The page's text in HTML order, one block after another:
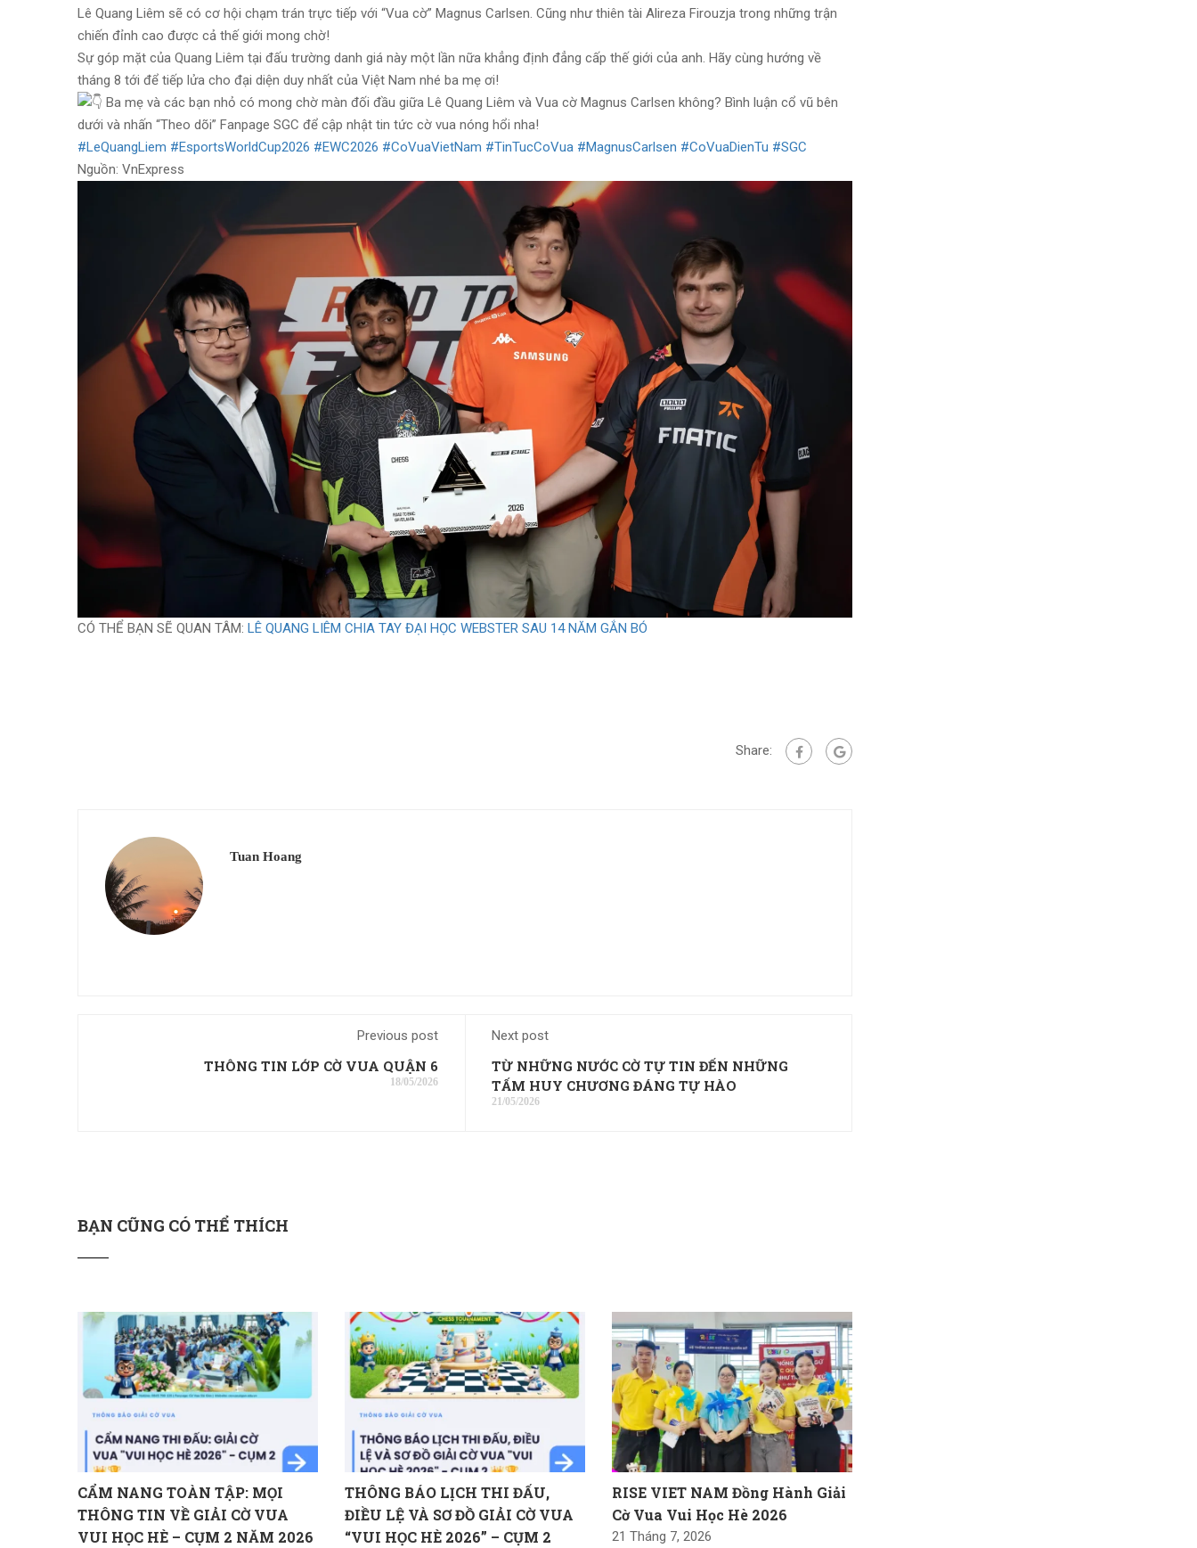
Lê Quang Liêm sẽ có cơ hội chạm trán trực tiếp với “Vua cờ” Magnus Carlsen. Cũng như thiên tài Alireza Firouzja trong những trận
chiến đỉnh cao được cả thế giới mong chờ!
Sự góp mặt của Quang Liêm tại đấu trường danh giá này một lần nữa khẳng định đẳng cấp thế giới của anh. Hãy cùng hướng về
tháng 8 tới để tiếp lửa cho đại diện duy nhất của Việt Nam nhé ba mẹ ơi!
Ba mẹ và các bạn nhỏ có mong chờ màn đối đầu giữa Lê Quang Liêm và Vua cờ Magnus Carlsen không? Bình luận cổ vũ bên
dưới và nhấn “Theo dõi” Fanpage SGC để cập nhật tin tức cờ vua nóng hổi nha!
#LeQuangLiem #EsportsWorldCup2026 #EWC2026 #CoVuaVietNam #TinTucCoVua #MagnusCarlsen #CoVuaDienTu #SGC
Nguồn: VnExpress
CÓ THỂ BẠN SẼ QUAN TÂM: LÊ QUANG LIÊM CHIA TAY ĐẠI HỌC WEBSTER SAU 14 NĂM GẮN BÓ
Share:
Tuan Hoang
Previous post
THÔNG TIN LỚP CỜ VUA QUẬN 6
18/05/2026
Next post
TỪ NHỮNG NƯỚC CỜ TỰ TIN ĐẾN NHỮNG
TẤM HUY CHƯƠNG ĐÁNG TỰ HÀO
21/05/2026
BẠN CŨNG CÓ THỂ THÍCH
CẨM NANG TOÀN TẬP: MỌI
THÔNG TIN VỀ GIẢI CỜ VUA
VUI HỌC HÈ – CỤM 2 NĂM 2026
THÔNG BÁO LỊCH THI ĐẤU,
ĐIỀU LỆ VÀ SƠ ĐỒ GIẢI CỜ VUA
“VUI HỌC HÈ 2026” – CỤM 2
RISE VIET NAM Đồng Hành Giải
Cờ Vua Vui Học Hè 2026
21 Tháng 7, 2026